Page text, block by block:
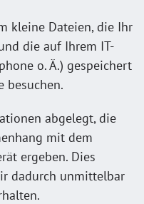
kleine Dateien, die Ihr
die auf Ihrem IT-
o. Ä.) gespeichert
besuchen.
abgelegt, die
mit dem
ergeben. Dies
dadurch unmittelbar